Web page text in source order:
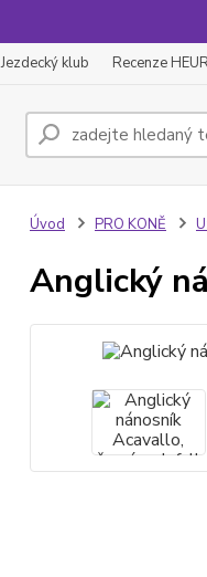
Jezdecký klub Recenze
Úvod PRO KONĚ
Anglický